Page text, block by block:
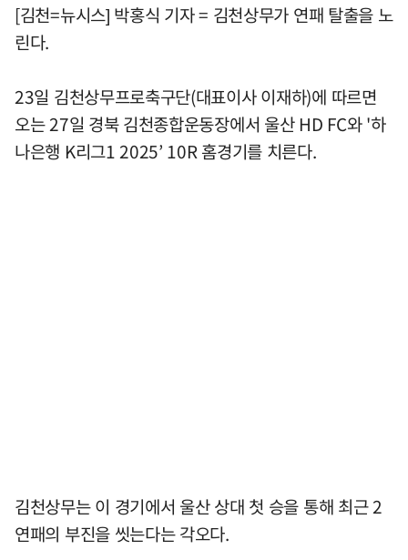
[김천=뉴시스] 박홍식 기자 = 김천상무가 연패 탈출을 노
린다.
23일 김천상무프로축구단(대표이사 이재하)에 따르면
오는 27일 경북 김천종합운동장에서 울산 HD FC와 '하
나은행 K리그1 2025’ 10R 홈경기를 치른다.
김천상무는 이 경기에서 울산 상대 첫 승을 통해 최근 2
연패의 부진을 씻는다는 각오다.